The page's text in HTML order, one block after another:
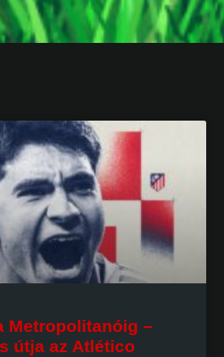
Metropolitanóig –
útja az Atlético